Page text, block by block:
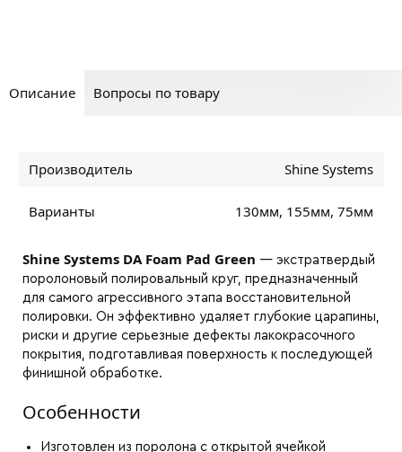
Описание Вопросы по товару
Производитель Shine Systems
Варианты 130мм, 155мм, 75мм
Shine Systems DA Foam Pad Green — экстратвердый
поролоновый полировальный круг, предназначенный
для самого агрессивного этапа восстановительной
полировки. Он эффективно удаляет глубокие царапины,
риски и другие серьезные дефекты лакокрасочного
покрытия, подготавливая поверхность к последующей
финишной обработке.
Особенности
Изготовлен из поролона с открытой ячейкой